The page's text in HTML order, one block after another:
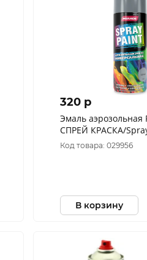
320 p
Эмаль аэрозольная
СПРЕЙ КРАСКА/
Серый
Код товара: 029956
В корзину